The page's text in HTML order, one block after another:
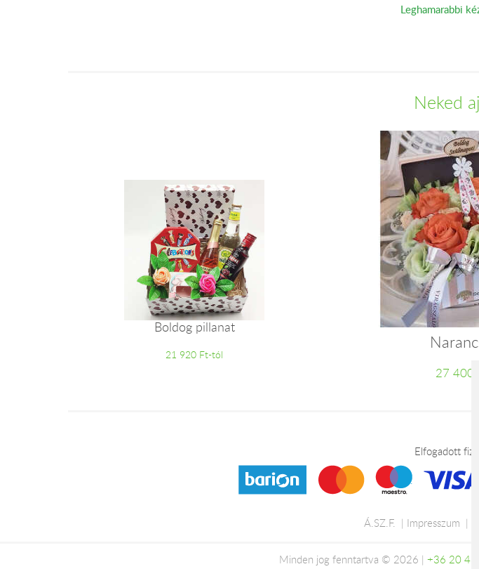
Leghamarabbi
Neked
Boldog pillanat
21 920 Ft-tól
27 400
Elfogadott
Á.SZ.F. Impresszum
Minden jog fenntartva © 2026 | +36 20